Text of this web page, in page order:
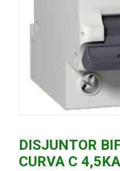
DISJUNTOR
CURVA C 4,5KA